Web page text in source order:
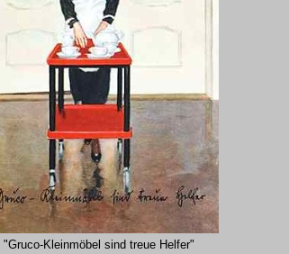
"Gruco-Kleinmöbel sind treue Helfer"